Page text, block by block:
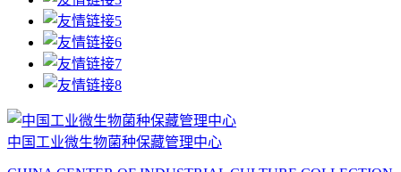
中国工业微生物菌种保藏管理中心